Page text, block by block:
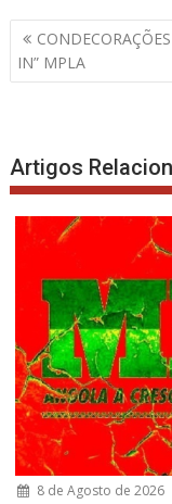
Navegação
de
artigos
IN” MPLA
Artigos
8 de Agosto de 2026